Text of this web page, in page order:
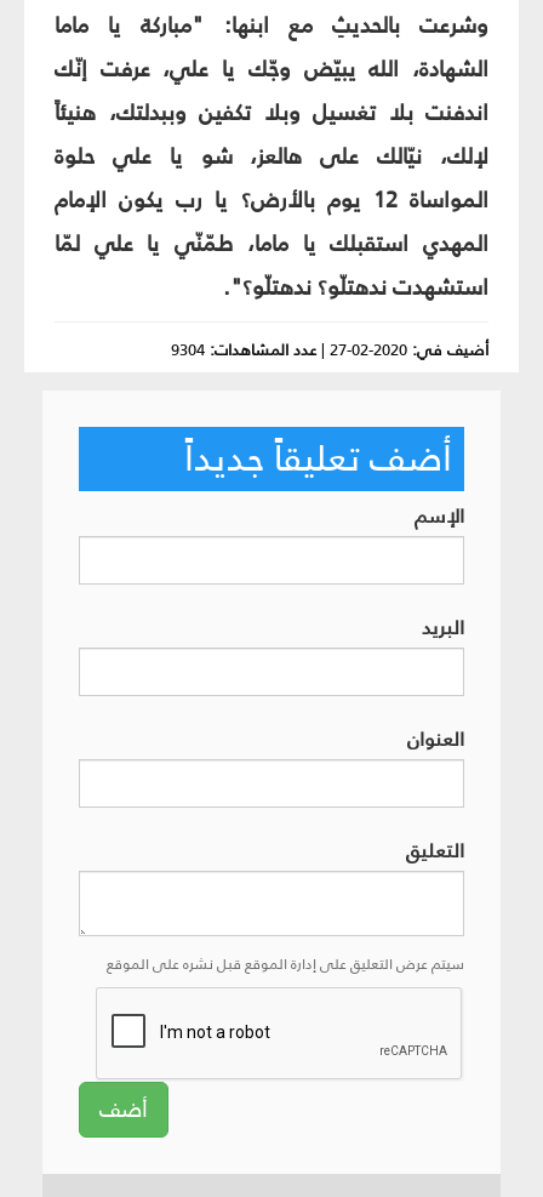
وشرعت بالحديثِ مع ابنها: "مباركة يا ماما
الشهادة، الله يبيّض وجّك يا علي، عرفت إنّك
اندفنت بلا تغسيل وبلا تكفين وببدلتك، هنيئاً
لإلك، نيّالك على هالعز، شو يا علي حلوة
المواساة 12 يوم بالأرض؟ يا رب يكون الإمام
المهدي استقبلك يا ماما، طمّنّي يا علي لمّا
استشهدت ندهتلّو؟ ندهتلّو؟".
أضيف في: 2020-02-27
|عدد المشاهدات: 9304
أضف تعليقاً جديداً
الإسم
البريد
العنوان
التعليق
سيتم عرض التعليق على إدارة الموقع قبل نشره على الموقع
أضف